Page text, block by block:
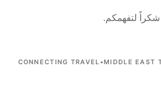
شكراً لتفهمكم.
CONNECTING TRAVEL •MIDDLE EAST